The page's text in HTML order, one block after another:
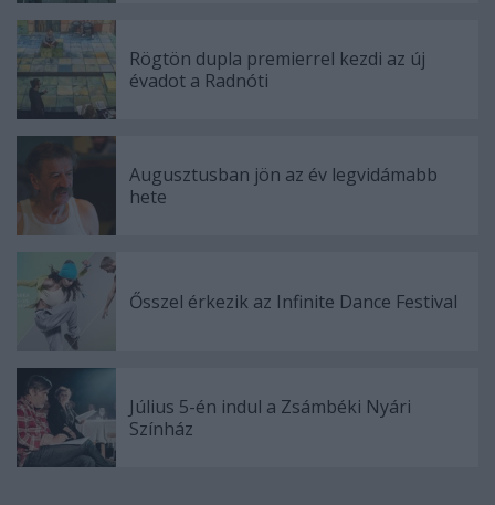
Rögtön dupla premierrel kezdi az új
évadot a Radnóti
Augusztusban jön az év legvidámabb
hete
Ősszel érkezik az Infinite Dance Festival
Július 5-én indul a Zsámbéki Nyári
Színház